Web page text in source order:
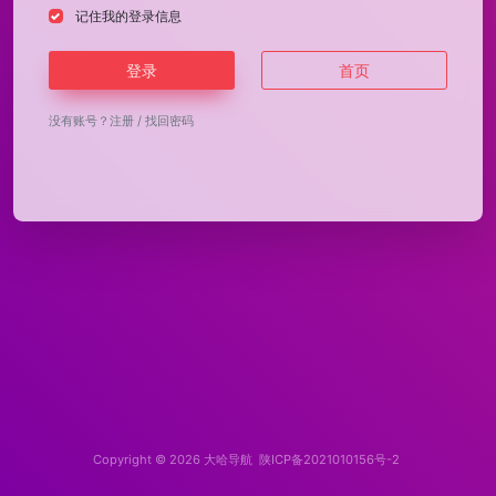
记住我的登录信息
登录 首页
没有账号？ 注册 / 找回密码
Copyright © 2026 大哈导航 陕ICP备2021010156号-2